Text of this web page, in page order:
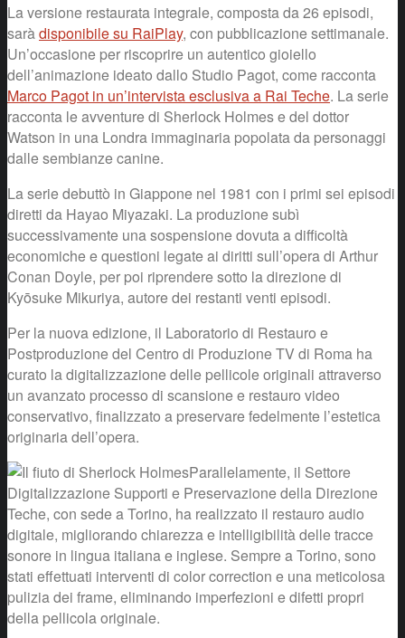
La versione restaurata integrale, composta da 26 episodi,
saràdisponibile su RaiPlay, con pubblicazione settimanale.
Un’occasione per riscoprire un autentico gioiello
dell’animazione ideato dallo Studio Pagot, come racconta
Marco Pagot in un’intervista esclusiva a Rai Teche. La serie
racconta le avventure di Sherlock Holmes e del dottor
Watson in una Londra immaginaria popolata da personaggi
dalle sembianze canine.
La serie debuttò in Giappone nel 1981 con i primi sei episodi
diretti da Hayao Miyazaki. La produzione subì
successivamente una sospensione dovuta a difficoltà
economiche e questioni legate ai diritti sull’opera di Arthur
Conan Doyle, per poi riprendere sotto la direzione di
Kyōsuke Mikuriya, autore dei restanti venti episodi.
Per la nuova edizione, il Laboratorio di Restauro e
Postproduzione del Centro di Produzione TV di Roma ha
curato la digitalizzazione delle pellicole originali attraverso
un avanzato processo di scansione e restauro video
conservativo, finalizzato a preservare fedelmente l’estetica
originaria dell’opera.
Parallelamente, il Settore
Digitalizzazione Supporti e Preservazione della Direzione
Teche, con sede a Torino, ha realizzato il restauro audio
digitale, migliorando chiarezza e intelligibilità delle tracce
sonore in lingua italiana e inglese. Sempre a Torino, sono
stati effettuati interventi di color correction e una meticolosa
pulizia dei frame, eliminando imperfezioni e difetti propri
della pellicola originale.